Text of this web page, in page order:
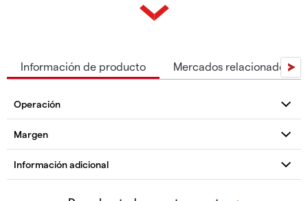
Información de producto Mercados relacionados